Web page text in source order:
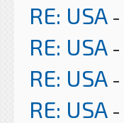
RE: USA -
RE: USA -
RE: USA -
RE: USA -